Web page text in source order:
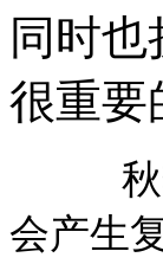
同时
很重要
秋季
会产生